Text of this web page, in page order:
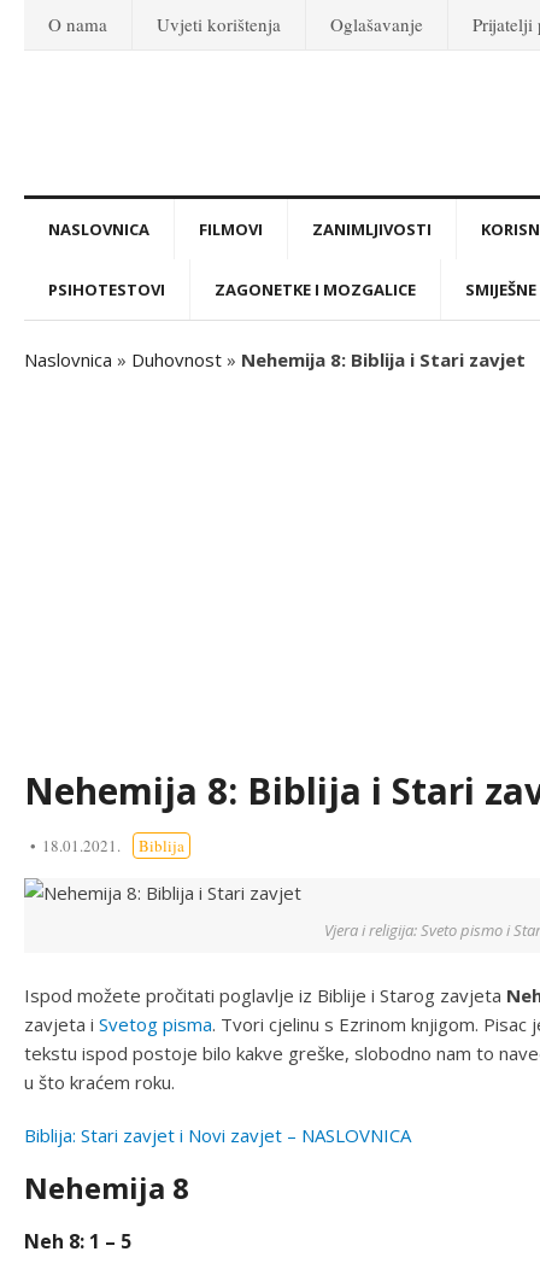
O nama Uvjeti korištenja Oglašavanje Prijatelji
NASLOVNICA FILMOVI ZANIMLJIVOSTI
PSIHOTESTOVI ZAGONETKE I MOZGALICE
Naslovnica » Duhovnost » Nehemija 8: Biblija i Stari zavjet
Nehemija 8: Biblija i Stari
18.01.2021. Biblija
Vjera i religija: Sveto pismo i
Ispod možete pročitati poglavlje iz Biblije i Starog zavjeta
zavjeta i Svetog pisma. Tvori cjelinu s Ezrinom knjigom. Pisac
tekstu ispod postoje bilo kakve greške, slobodno nam to
u što kraćem roku.
Biblija: Stari zavjet i Novi zavjet – NASLOVNICA
Nehemija 8
Neh 8: 1 – 5